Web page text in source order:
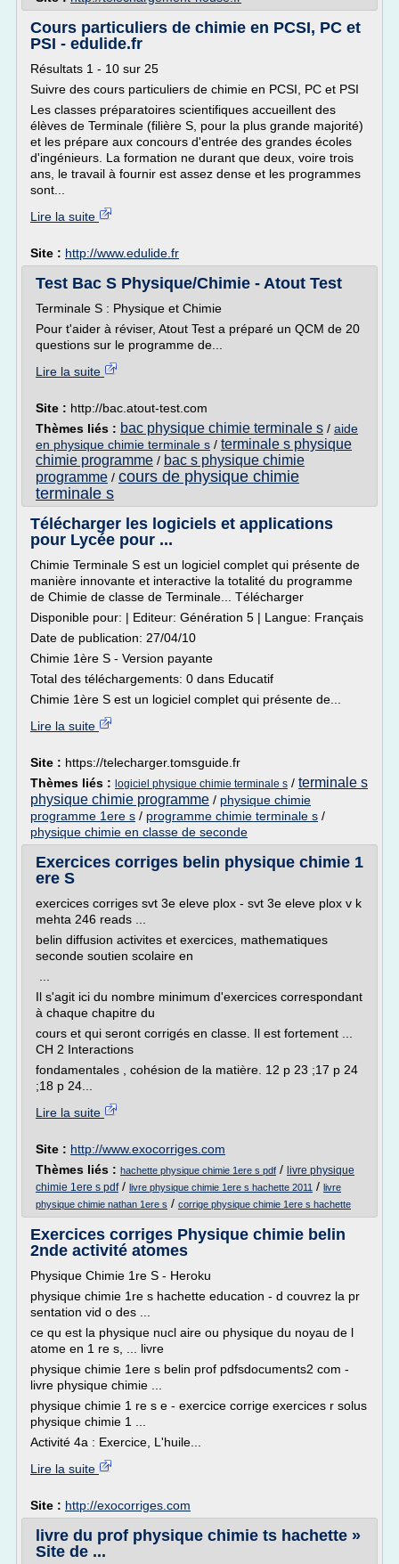
Cours particuliers de chimie en PCSI, PC et
PSI - edulide.fr
Résultats 1 - 10 sur 25
Suivre des cours particuliers de chimie en PCSI, PC et PSI
Les classes préparatoires scientifiques accueillent des
élèves de Terminale (filière S, pour la plus grande majorité)
et les prépare aux concours d'entrée des grandes écoles
d'ingénieurs. La formation ne durant que deux, voire trois
ans, le travail à fournir est assez dense et les programmes
sont...
Lire la suite
Site : http://www.edulide.fr
Test Bac S Physique/Chimie - Atout Test
Terminale S : Physique et Chimie
Pour t'aider à réviser, Atout Test a préparé un QCM de 20
questions sur le programme de...
Lire la suite
Site : http://bac.atout-test.com
Thèmes liés : bac physique chimie terminale s / aide
en physique chimie terminale s / terminale s physique
chimie programme / bac s physique chimie
programme / cours de physique chimie
terminale s
Télécharger les logiciels et applications
pour Lycée pour ...
Chimie Terminale S est un logiciel complet qui présente de
manière innovante et interactive la totalité du programme
de Chimie de classe de Terminale... Télécharger
Disponible pour: | Editeur: Génération 5 | Langue: Français
Date de publication: 27/04/10
Chimie 1ère S - Version payante
Total des téléchargements: 0 dans Educatif
Chimie 1ère S est un logiciel complet qui présente de...
Lire la suite
Site : https://telecharger.tomsguide.fr
Thèmes liés : logiciel physique chimie terminale s / terminale s
physique chimie programme / physique chimie
programme 1ere s / programme chimie terminale s /
physique chimie en classe de seconde
Exercices corriges belin physique chimie 1
ere S
exercices corriges svt 3e eleve plox - svt 3e eleve plox v k
mehta 246 reads ...
belin diffusion activites et exercices, mathematiques
seconde soutien scolaire en
Il s'agit ici du nombre minimum d'exercices correspondant
à chaque chapitre du
cours et qui seront corrigés en classe. Il est fortement ...
CH 2 Interactions
fondamentales , cohésion de la matière. 12 p 23 ;17 p 24
;18 p 24...
Lire la suite
Site : http://www.exocorriges.com
Thèmes liés : hachette physique chimie 1ere s pdf / livre physique
chimie 1ere s pdf/ livre physique chimie 1ere s hachette 2011 / livre
physique chimie nathan 1ere s / corrige physique chimie 1ere s hachette
Exercices corriges Physique chimie belin
2nde activité atomes
Physique Chimie 1re S - Heroku
physique chimie 1re s hachette education - d couvrez la pr
sentation vid o des ...
ce qu est la physique nucl aire ou physique du noyau de l
atome en 1 re s, ... livre
physique chimie 1ere s belin prof pdfsdocuments2 com -
livre physique chimie ...
physique chimie 1 re s e - exercice corrige exercices r solus
physique chimie 1 ...
Activité 4a : Exercice, L'huile...
Lire la suite
Site : http://exocorriges.com
livre du prof physique chimie ts hachette »
Site de ...